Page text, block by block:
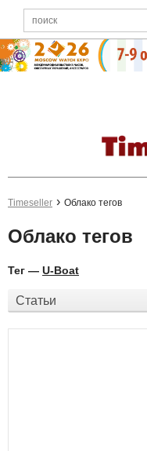
Timeseller Облако тегов
Облако тегов
Тег — U-Boat
Статьи